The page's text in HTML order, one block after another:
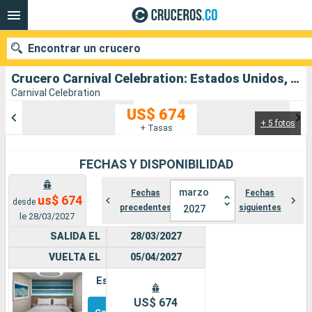
Crucero Carnival Celebration: Estados Unidos, Puerto Rico, República Dominicana salida desde Miami
Carnival Celebration
+ 5 fotos
US$ 674
+ Tasas
FECHAS Y DISPONIBILIDAD
desde us$ 674
le 28/03/2027
Fechas
precedentes
marzo
2027
Fechas
siguientes
SALIDA EL
VUELTA EL
Estándar
28/03/2027
05/04/2027
US$ 674
Encontrar un crucero
Puertos Compañías
Buscar